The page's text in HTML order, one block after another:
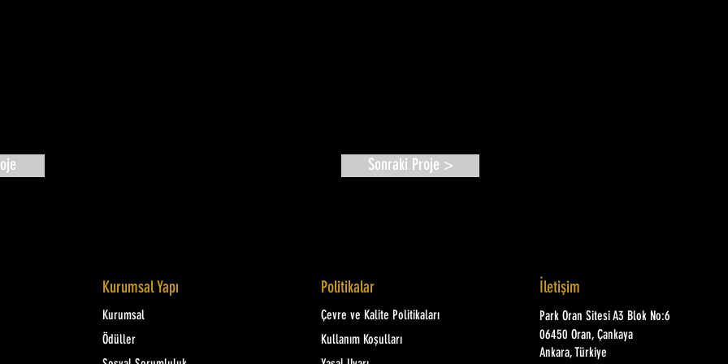
Sonraki Proje >
Kurumsal Yapı
Kurumsal
Ödüller
Politikalar
Çevre ve Kalite Politikaları
Kullanım Koşulları
İletişim
Park Oran Sitesi A3 Blok No:6
06450 Oran, Çankaya
Ankara, Türkiye